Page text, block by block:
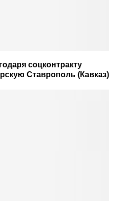
соцконтракту
Ставрополь (Кавказ)